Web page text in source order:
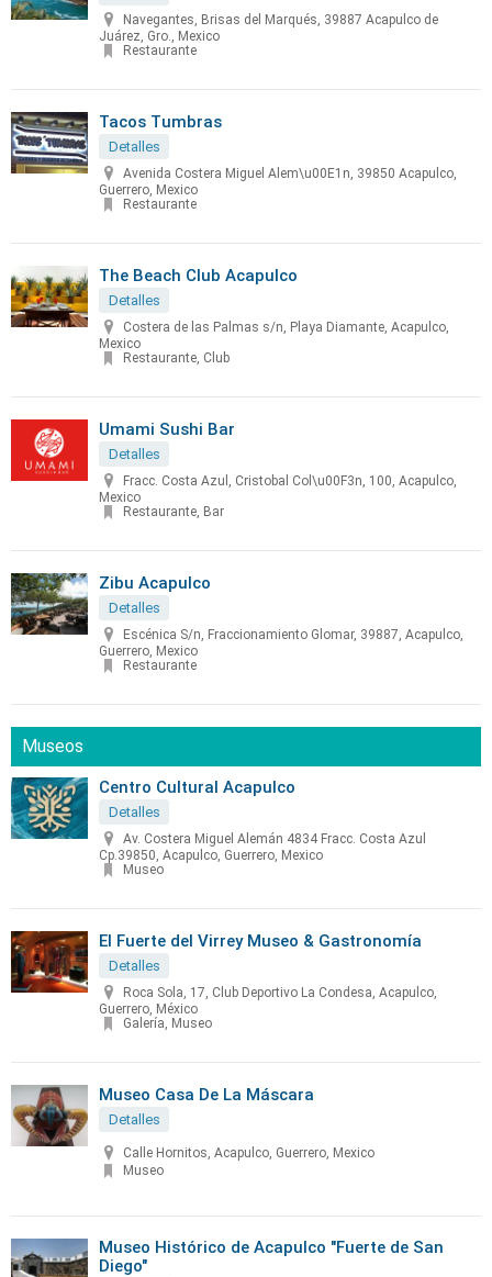
Navegantes, Brisas del Marqués, 39887 Acapulco de
Juárez, Gro., Mexico
Restaurante
Tacos Tumbras
Detalles
Avenida Costera Miguel Alem\u00E1n, 39850 Acapulco,
Guerrero, Mexico
Restaurante
The Beach Club Acapulco
Detalles
Costera de las Palmas s/n, Playa Diamante, Acapulco,
Mexico
Restaurante, Club
Umami Sushi Bar
Detalles
Fracc. Costa Azul, Cristobal Col\u00F3n, 100, Acapulco,
Mexico
Restaurante, Bar
Zibu Acapulco
Detalles
Escénica S/n, Fraccionamiento Glomar, 39887, Acapulco,
Guerrero, Mexico
Restaurante
Museos
Centro Cultural Acapulco
Detalles
Av. Costera Miguel Alemán 4834 Fracc. Costa Azul
Cp.39850, Acapulco, Guerrero, Mexico
Museo
El Fuerte del Virrey Museo & Gastronomía
Detalles
Roca Sola, 17, Club Deportivo La Condesa, Acapulco,
Guerrero, México
Galería, Museo
Museo Casa De La Máscara
Detalles
Calle Hornitos, Acapulco, Guerrero, Mexico
Museo
Museo Histórico de Acapulco "Fuerte de San
Diego"